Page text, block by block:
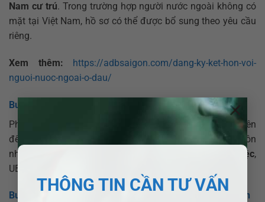
THÔNG TIN CẦN TƯ VẤN
×
Nam cư trú. Trong trường hợp người nước ngoài không có
mặt tại Việt Nam, hồ sơ có thể được bổ sung theo yêu cầu
riêng.
Xem thêm:
https://adbsaigon.com/dang-ky-ket-hon-voi-
nguoi-nuoc-ngoai-o-dau/
Bước 3: Xem Xét Và Giải Quyết Hồ Sơ
Phòng Tư pháp sẽ thẩm định hồ sơ và phỏng vấn các bên
để xác minh tính trung thực, tự nguyện của quan hệ hôn
nhân. Nếu hồ sơ hợp lệ, trong vòng
15 – 30 ngày làm việc,
UBND sẽ cấp giấy chứng nhận kết hôn.
Bước 4: Tổ Chức Lễ Ký Và Cấp Giấy Chứng Nhận Kết Hôn